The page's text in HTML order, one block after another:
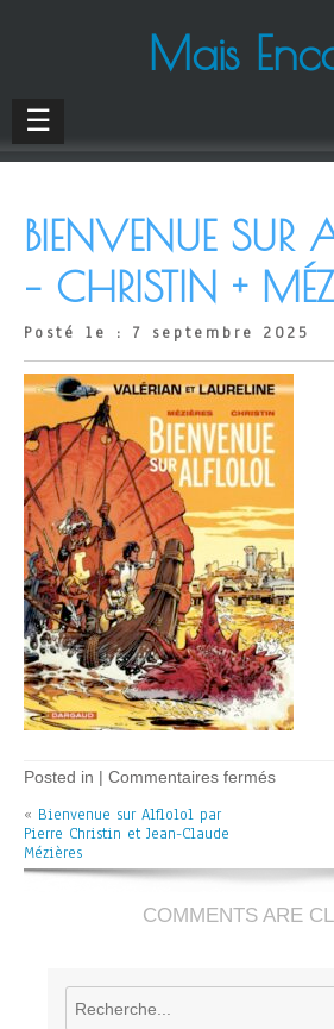
Mais
☰
BIENVENUE SUR
– CHRISTIN +
Posté le : 7 septembre 2025
Posted in | Commentaires ferméssur
Christin
« Bienvenue sur Alflolol par
Pierre Christin et Jean-Claude
Mézières
COMMENTS ARE
Rechercher